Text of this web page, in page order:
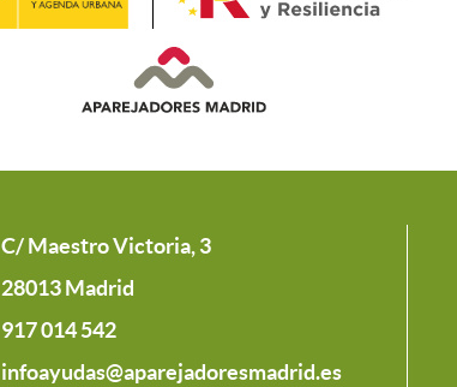
C/ Maestro Victoria, 3
28013 Madrid
917 014 542
infoayudas@aparejadoresmadrid.es